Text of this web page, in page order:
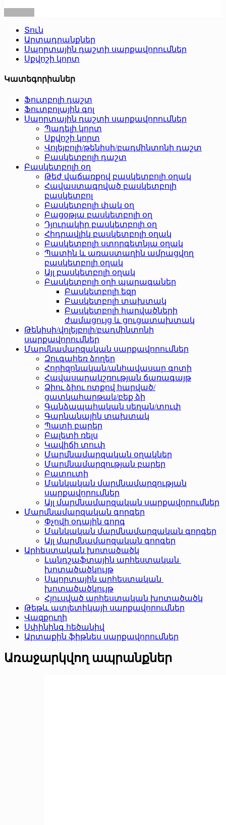
Տուն
Արտադրանքներ
Սպորտային դաշտի սարքավորումներ
Սքվոշի կորտ
Կատեգորիաներ
Ֆուտբոլի դաշտ
Ֆուտբոլային գոլ
Սպորտային դաշտի սարքավորումներ
Պադելի կորտ
Սքվոշի կորտ
Վոլեյբոլի/թենիսի/բադմինտոնի դաշտ
Բասկետբոլի դաշտ
Բասկետբոլի օղ
Թեժ վաճառքով բասկետբոլի օղակ
Հավաստագրված բասկետբոլի
բասկետբոլ
Բասկետբոլի փակ օղ
Բացօթյա բասկետբոլի օղ
Դյուրակիր բասկետբոլի օղ
Հիդրավլիկ բասկետբոլի օղակ
Բասկետբոլի ստորգետնյա օղակ
Պատին և առաստաղին ամրացվող
բասկետբոլի օղակ
Այլ բասկետբոլի օղակ
Բասկետբոլի օղի պարագաներ
Բասկետբոլի եզր
Բասկետբոլի տախտակ
Բասկետբոլի հարվածների
ժամացույց և ցուցատախտակ
Թենիսի/վոլեյբոլի/բադմինտոնի
սարքավորումներ
Մարմնամարզական սարքավորումներ
Զուգահեռ ձողեր
Հորիզոնական/անհավասար գոտի
Հավասարակշռության ճառագայթ
Ձիու ձիու ոտքով հարված/
ցատկահարթակ/բեք ձի
Գանձապահական սեղան/տուփ
Գարնանային տախտակ
Պատի բարեր
Բալետի ռելս
Կավիճի տուփ
Մարմնամարզական օղակներ
Մարմնամարզության բարեր
Բատուտի
Մանկական մարմնամարզության
սարքավորումներ
Այլ մարմնամարզական սարքավորումներ
Մարմնամարզական գորգեր
Փչովի օդային գորգ
Մանկական մարմնամարզական գորգեր
Այլ մարմնամարզական գորգեր
Արհեստական ​​խոտածածկ
Լանդշաֆտային արհեստական ​​
խոտածածկույթ
Սպորտային արհեստական ​​
խոտածածկույթ
Հյուսված արհեստական ​​խոտածածկ
Թեթև ատլետիկայի սարքավորումներ
Վազքուղի
Սփինինգ հեծանիվ
Արտաքին ֆիթնես սարքավորումներ
Առաջարկվող ապրանքներ